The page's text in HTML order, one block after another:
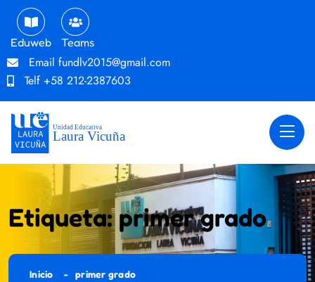
Eduweb Teams
Email fundlv2015@gmail.com
Telf +58 212-2387603
Etiqueta:primer grado
Inicio primer grado